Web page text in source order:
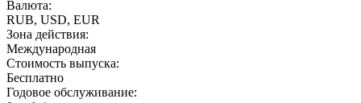
Валюта:
RUB, USD, EUR
Зона действия:
Международная
Стоимость выпуска:
Бесплатно
Годовое обслуживание: